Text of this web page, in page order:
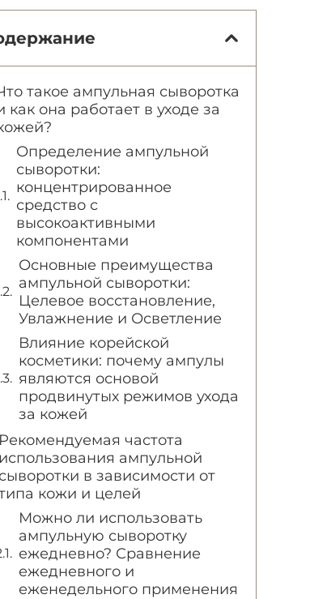
такое ампульная сыворотка
как она работает в уходе за
Определение ампульной
сыворотки:
концентрированное
средство с
высокоактивными
компонентами
Основные преимущества
ампульной сыворотки:
Целевое восстановление,
Увлажнение и Осветление
Влияние корейской
косметики: почему ампулы
являются основой
продвинутых режимов ухода
за кожей
Рекомендуемая частота
использования ампульной
сыворотки в зависимости от
кожи и целей
Можно ли использовать
ампульную сыворотку
ежедневно? Сравнение
ежедневного и
еженедельного применения